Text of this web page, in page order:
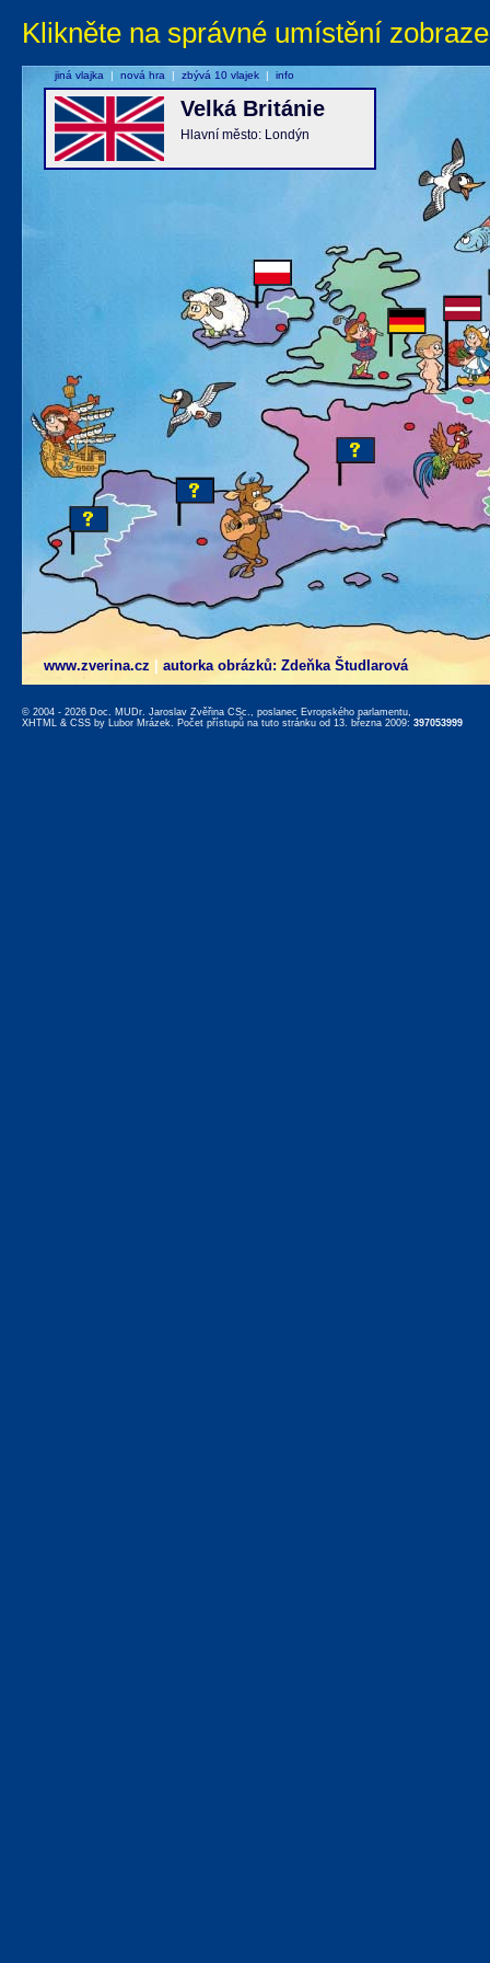
Klikněte na správné umístění
www.zverina.cz autorka obrázků: Zdeňka Študlarová
Velká Británie
Hlavní město: Londýn
jiná vlajka | nová hra | zbývá 10 vlajek | info
© 2004 - 2026 Doc. MUDr. Jaroslav Zvěřina CSc., poslanec Evropského parlamentu,
XHTML & CSS by Lubor Mrázek. Počet přístupů na tuto stránku od 13. března 2009: 397053999